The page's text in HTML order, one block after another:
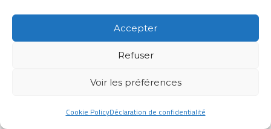
Accepter
Refuser
Voir les préférences
Cookie PolicyDéclaration de confidentialité